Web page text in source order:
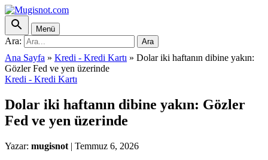
Menü
Ara: Ara
Ana Sayfa » Kredi - Kredi Kartı » Dolar iki haftanın dibine yakın:
Gözler Fed ve yen üzerinde
Kredi - Kredi Kartı
Dolar iki haftanın dibine yakın: Gözler
Fed ve yen üzerinde
Yazar: mugisnot | Temmuz 6, 2026